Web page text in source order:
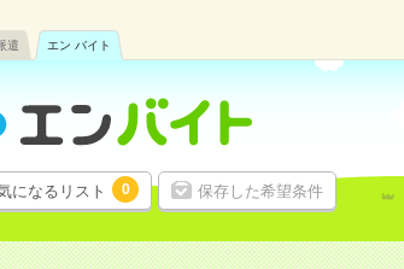
遣 エン バイト
になるリスト 0 保存した希望条件